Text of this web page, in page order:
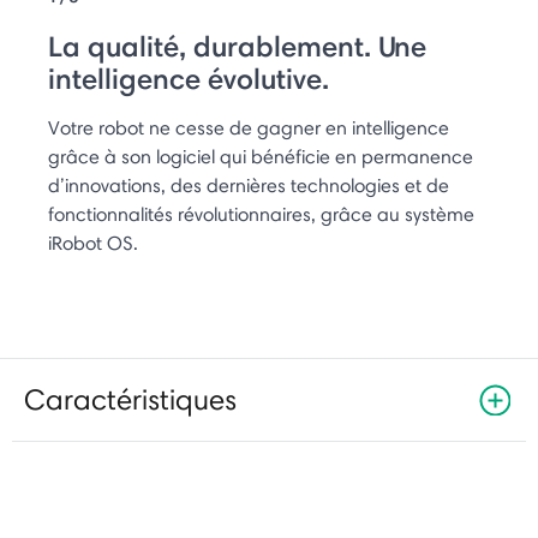
La qualité, durablement. Une
intelligence évolutive.
Votre robot ne cesse de gagner en intelligence
grâce à son logiciel qui bénéficie en permanence
d’innovations, des dernières technologies et de
fonctionnalités révolutionnaires, grâce au système
iRobot OS.
Caractéristiques